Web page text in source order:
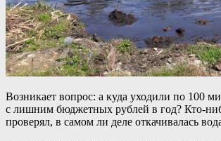
Возникает вопрос: а куда уходили по 100
с лишним бюджетных рублей в год? Кто-
проверял, в самом ли деле откачивалась